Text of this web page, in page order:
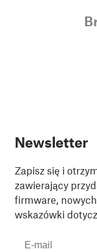
Newsletter
Zapisz się i
zawierający
firmware,
wskazówki